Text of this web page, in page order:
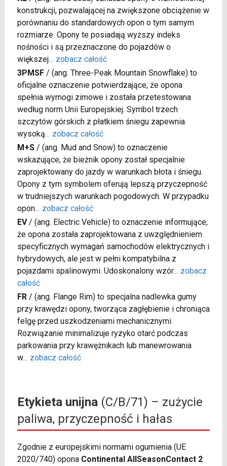
konstrukcji, pozwalającej na zwiększone obciążenie w
porównaniu do standardowych opon o tym samym
rozmiarze. Opony te posiadają wyższy indeks
nośności i są przeznaczone do pojazdów o
większej... zobacz całość
3PMSF/ (ang. Three-Peak Mountain Snowflake) to
oficjalne oznaczenie potwierdzające, że opona
spełnia wymogi zimowe i została przetestowana
według norm Unii Europejskiej. Symbol trzech
szczytów górskich z płatkiem śniegu zapewnia
wysoką... zobacz całość
M+S/ (ang. Mud and Snow) to oznaczenie
wskazujące, że bieżnik opony został specjalnie
zaprojektowany do jazdy w warunkach błota i śniegu.
Opony z tym symbolem oferują lepszą przyczepność
w trudniejszych warunkach pogodowych. W przypadku
opon... zobacz całość
EV/ (ang. Electric Vehicle) to oznaczenie informujące,
że opona została zaprojektowana z uwzględnieniem
specyficznych wymagań samochodów elektrycznych i
hybrydowych, ale jest w pełni kompatybilna z
pojazdami spalinowymi. Udoskonalony wzór... zobacz
całość
FR/ (ang. Flange Rim) to specjalna nadlewka gumy
przy krawędzi opony, tworząca zagłębienie i chroniąca
felgę przed uszkodzeniami mechanicznymi.
Rozwiązanie minimalizuje ryzyko otarć podczas
parkowania przy krawężnikach lub manewrowania
w... zobacz całość
Etykieta unijna(C/B/71) – zużycie
paliwa, przyczepność i hałas
Zgodnie z europejskimi normami ogumienia (UE
2020/740) opona Continental AllSeasonContact 2